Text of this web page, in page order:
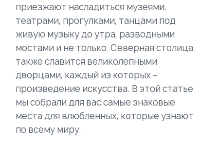
приезжают насладиться музеями,
театрами, прогулками, танцами под
живую музыку до утра, разводными
мостами и не только. Северная столица
также славится великолепными
дворцами, каждый из которых –
произведение искусства. В этой статье
мы собрали для вас самые знаковые
места для влюбленных, которые узнают
по всему миру.